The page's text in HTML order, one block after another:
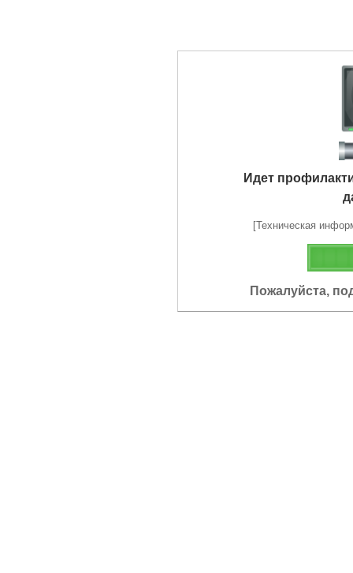
Идет
[Техническая
Пожалуйста,